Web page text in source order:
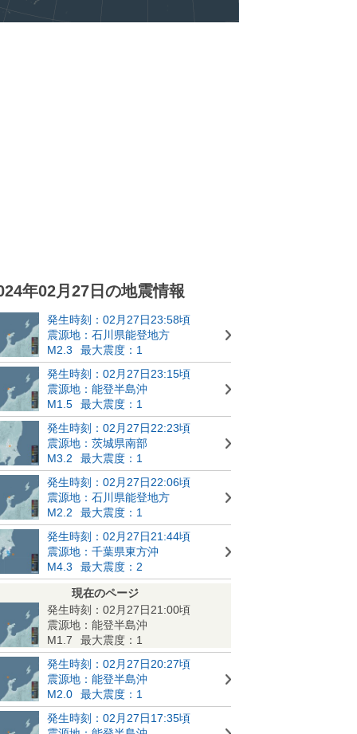
年02月27日の地震情報
発生時刻：02月27日23:58頃
震源地：石川県能登地方
M2.3
最大震度：1
発生時刻：02月27日23:15頃
震源地：能登半島沖
M1.5
最大震度：1
発生時刻：02月27日22:23頃
震源地：茨城県南部
M3.2
最大震度：1
発生時刻：02月27日22:06頃
震源地：石川県能登地方
M2.2
最大震度：1
発生時刻：02月27日21:44頃
震源地：千葉県東方沖
M4.3
最大震度：2
現在のページ
発生時刻：02月27日21:00頃
震源地：能登半島沖
M1.7
最大震度：1
発生時刻：02月27日20:27頃
震源地：能登半島沖
M2.0
最大震度：1
発生時刻：02月27日17:35頃